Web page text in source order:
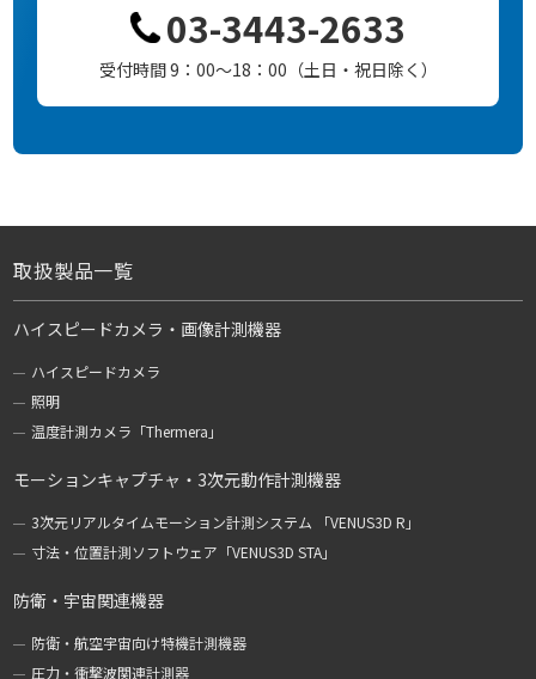
03-3443-2633
受付時間 9：00～18：00（土日・祝日除く）
取扱製品一覧
ハイスピードカメラ・画像計測機器
ハイスピードカメラ
照明
温度計測カメラ「Thermera」
モーションキャプチャ・3次元動作計測機器
3次元リアルタイムモーション計測システム 「VENUS3D R」
寸法・位置計測ソフトウェア「VENUS3D STA」
防衛・宇宙関連機器
防衛・航空宇宙向け特機計測機器
圧力・衝撃波関連計測器